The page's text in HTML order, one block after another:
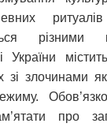
України
зі злочинами
про